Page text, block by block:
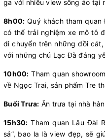
ga với nhiều view sống ảo tại
8h00: Quý khách tham
có thể trải nghiệm xe mô tô
di chuyển trên những đồi
với những chú Lạc Đà đáng
10h00: Tham quan
về Ngọc Trai, sản phẩm Tre
Buổi Trưa: Ăn trưa tại nhà
15h30: Tham quan Lâu Đài
sả”, bao la là view đẹp, sẽ